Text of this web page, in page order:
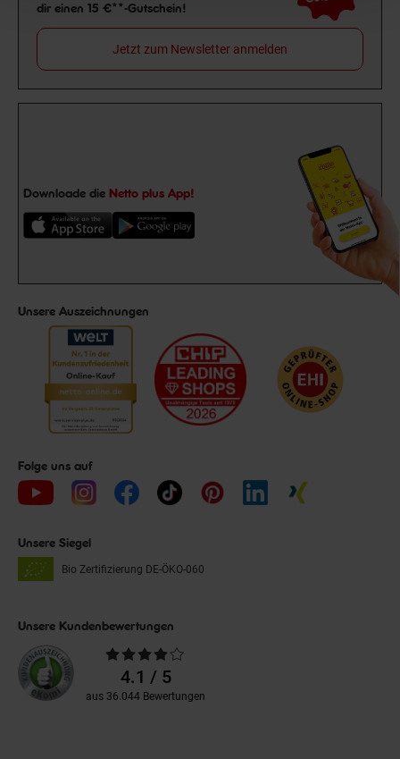
dir einen 15 €**-Gutschein!
Jetzt zum Newsletter anmelden
Downloade die Netto plus App!
Unsere Auszeichnungen
Folge uns auf
Unsere Siegel
Bio Zertifizierung DE-ÖKO-060
Unsere Kundenbewertungen
Durchschnittliche
Bewertungen4.1 / 5
aus 36.044 Bewertungen